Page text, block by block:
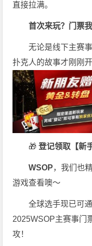
直接拉满。
首次来玩？门票我
无论是线下主赛
扑克人的故事才刚刚开
🎁 登记领取【新
WSOP，我们也
游戏查看噢～
全球选手现已可
2025WSOP主赛事门
攻！